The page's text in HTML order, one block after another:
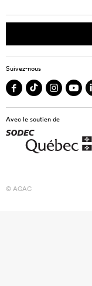
Suivez-nous
Avec le soutien de
© AGAC